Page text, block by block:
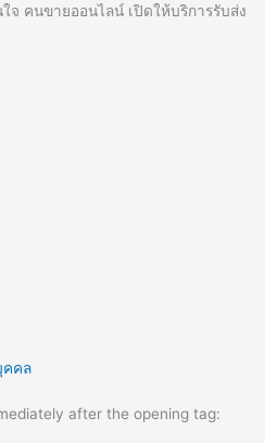
จ คนขายออนไลน์ เปิดให้บริการรับส่ง
คคล
after the opening tag: